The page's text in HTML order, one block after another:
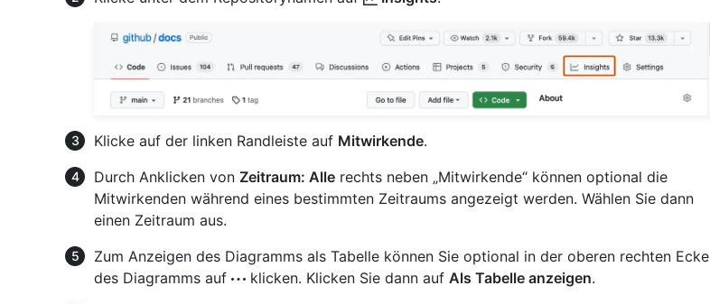
Klicke auf der linken Randleiste auf Mitwirkende.
Durch Anklicken von Zeitraum: Alle rechts neben „Mitwirkende“ können optional die
Mitwirkenden während eines bestimmten Zeitraums angezeigt werden. Wählen Sie dann
einen Zeitraum aus.
Zum Anzeigen des Diagramms als Tabelle können Sie optional in der oberen rechten Ecke
des Diagramms auf
klicken. Klicken Sie dann auf Als Tabelle anzeigen.